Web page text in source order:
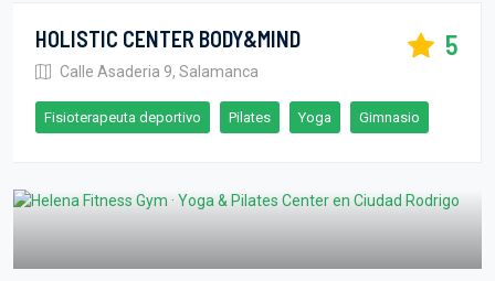
HOLISTIC CENTER BODY&MIND
Calle Asaderia 9, Salamanca
5
Fisioterapeuta deportivo Pilates Yoga Gimnasio